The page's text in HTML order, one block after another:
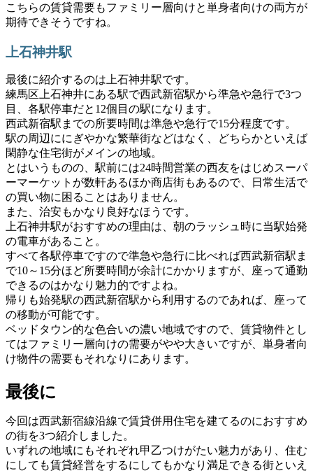
こちらの賃貸需要もファミリー層向けと単身者向けの両方が
期待できそうですね。
上石神井駅
最後に紹介するのは上石神井駅です。
練馬区上石神井にある駅で西武新宿駅から準急や急行で3つ
目、各駅停車だと12個目の駅になります。
西武新宿駅までの所要時間は準急や急行で15分程度です。
駅の周辺ににぎやかな繁華街などはなく、どちらかといえば
閑静な住宅街がメインの地域。
とはいうものの、駅前には24時間営業の西友をはじめスーパ
ーマーケットが数軒あるほか商店街もあるので、日常生活で
の買い物に困ることはありません。
また、治安もかなり良好なほうです。
上石神井駅がおすすめの理由は、朝のラッシュ時に当駅始発
の電車があること。
すべて各駅停車ですので準急や急行に比べれば西武新宿駅ま
で10～15分ほど所要時間が余計にかかりますが、座って通勤
できるのはかなり魅力的ですよね。
帰りも始発駅の西武新宿駅から利用するのであれば、座って
の移動が可能です。
ベッドタウン的な色合いの濃い地域ですので、賃貸物件とし
てはファミリー層向けの需要がやや大きいですが、単身者向
け物件の需要もそれなりにあります。
最後に
今回は西武新宿線沿線で賃貸併用住宅を建てるのにおすすめ
の街を3つ紹介しました。
いずれの地域にもそれぞれ甲乙つけがたい魅力があり、住む
にしても賃貸経営をするにしてもかなり満足できる街といえ